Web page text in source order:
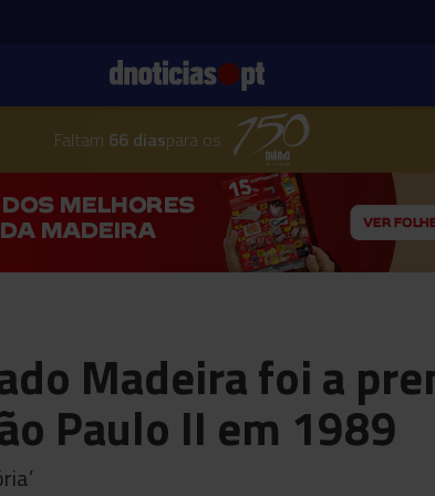
Faltam 66 diaspara os
Madeira foi a
Paulo II em 1989